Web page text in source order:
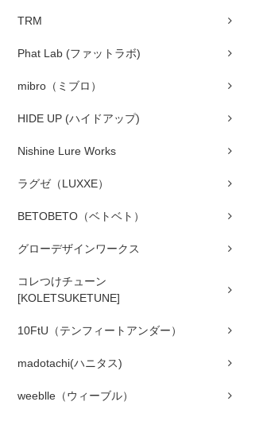
TRM
Phat Lab (ファットラボ)
mibro（ミブロ）
HIDE UP (ハイドアップ)
Nishine Lure Works
ラグゼ（LUXXE）
BETOBETO（ベトベト）
グローデザインワークス
コレつけチューン
[KOLETSUKETUNE]
10FtU（テンフィートアンダー）
madotachi(ハニタス)
weeblle（ウィーブル）